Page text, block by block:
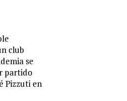
club
se
partido
Pizzuti en